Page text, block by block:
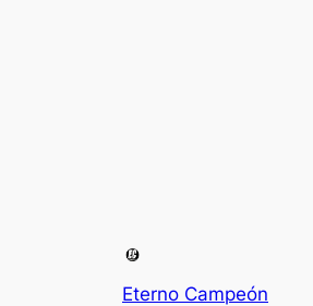
Eterno Campeón